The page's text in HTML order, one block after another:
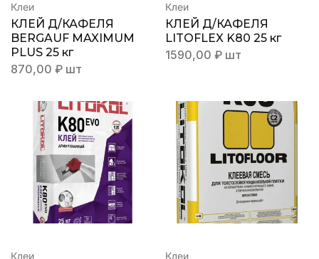
Клеи
КЛЕЙ Д/КАФЕЛЯ
BERGAUF MAXIMUM
PLUS 25 кг
870,00 ₽ шт
Клеи
КЛЕЙ Д/КАФЕЛЯ
LITOFLEX K80 25 кг
1590,00 ₽ шт
Клеи Клеи